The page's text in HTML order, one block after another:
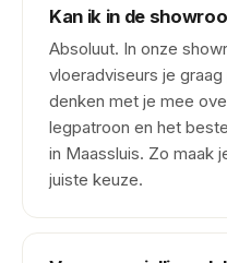
Kan ik in de
Absoluut. In onze
vloeradviseurs je
denken met je mee
legpatroon en het
in Maassluis. Zo maak
juiste keuze.